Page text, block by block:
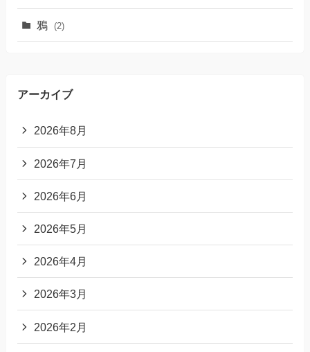
鴉 (2)
アーカイブ
2026年8月
2026年7月
2026年6月
2026年5月
2026年4月
2026年3月
2026年2月